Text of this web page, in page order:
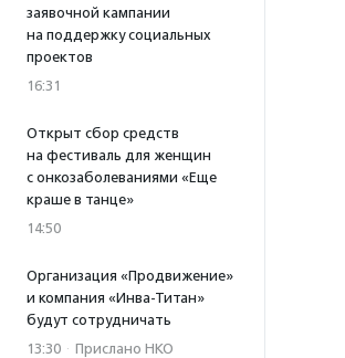
заявочной кампании
на поддержку социальных
проектов
16:31
Открыт сбор средств
на фестиваль для женщин
с онкозаболеваниями «Еще
краше в танце»
14:50
Организация «Продвижение»
и компания «Инва-Титан»
будут сотрудничать
13:30 · Прислано НКО